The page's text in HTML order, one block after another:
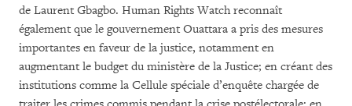
de Laurent Gbagbo. Human Rights Watch reconnaît
également que le gouvernement Ouattara a pris des mesures
importantes en faveur de la justice, notamment en
augmentant le budget du ministère de la Justice; en créant des
institutions comme la Cellule spéciale d’enquête chargée de